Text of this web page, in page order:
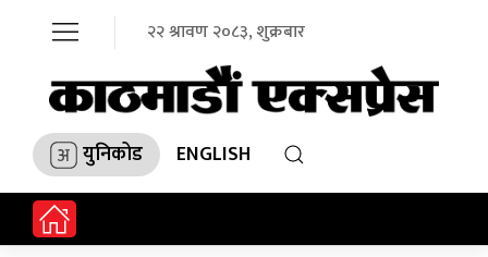
२२ श्रावण २०८३, शुक्रबार
युनिकोड ENGLISH